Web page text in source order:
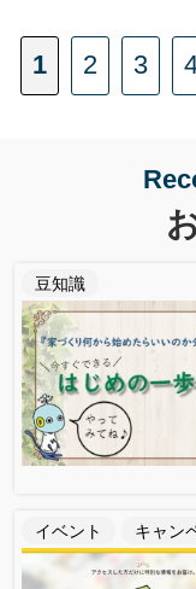
1 2 3
豆知識
イベント キャン